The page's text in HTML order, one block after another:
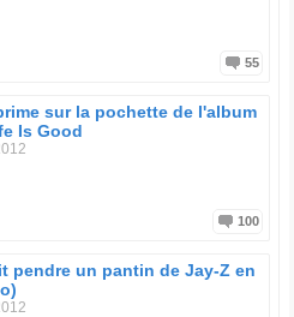
55
sur la pochette de l'album
Is Good
100
pendre un pantin de Jay-Z en